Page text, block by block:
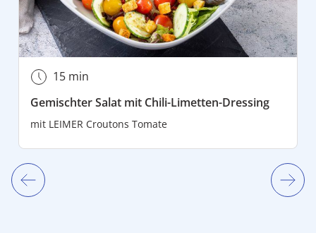
15 min
Gemischter Salat mit Chili-Limetten-Dressing
mit LEIMER Croutons Tomate